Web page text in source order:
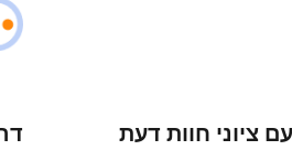
ציוני חוות דעת